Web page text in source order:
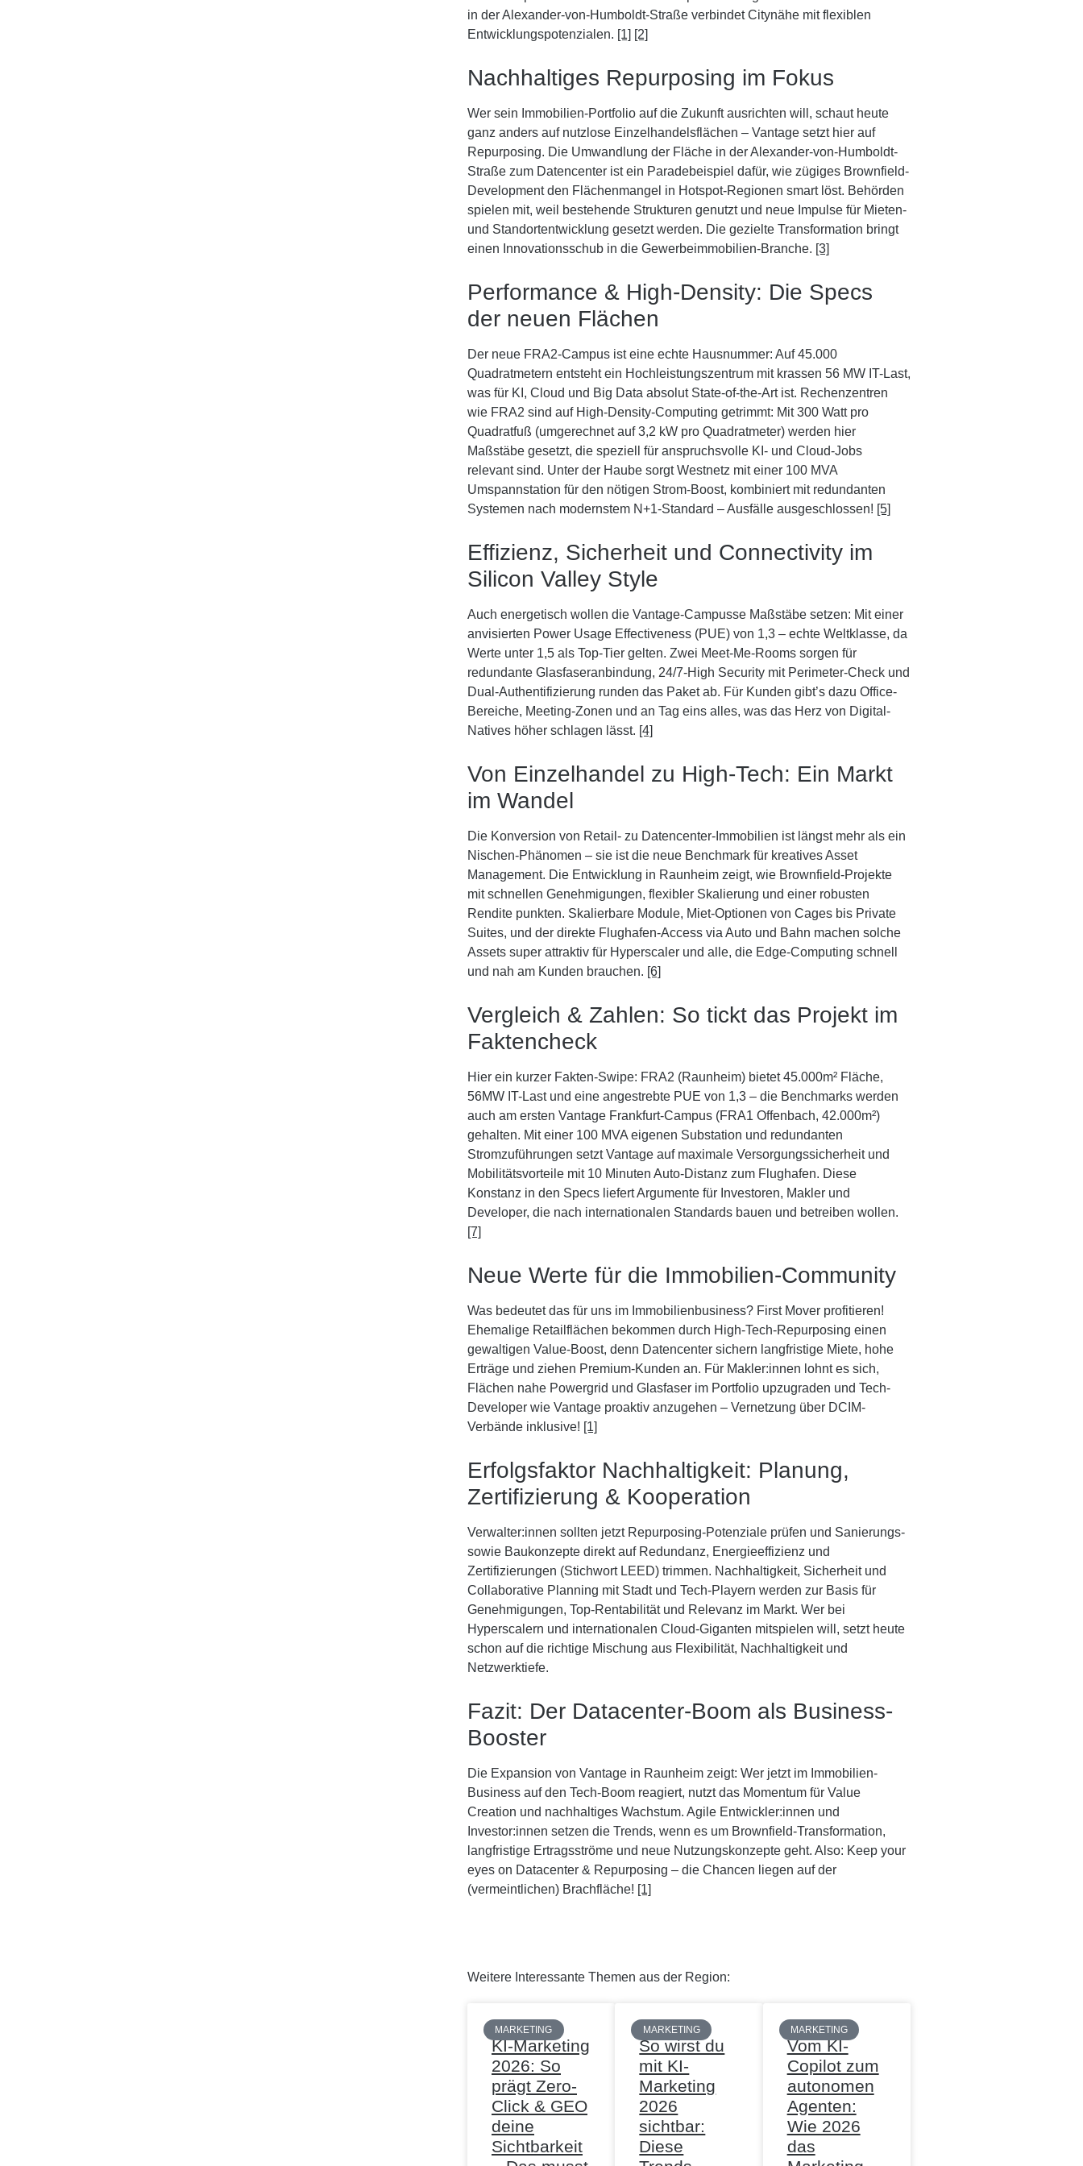
in der Alexander-von-Humboldt-Straße verbindet Citynähe mit flexiblen
Entwicklungspotenzialen. [1] [2]
Nachhaltiges Repurposing im Fokus
Wer sein Immobilien-Portfolio auf die Zukunft ausrichten will, schaut heute
ganz anders auf nutzlose Einzelhandelsflächen – Vantage setzt hier auf
Repurposing. Die Umwandlung der Fläche in der Alexander-von-Humboldt-
Straße zum Datencenter ist ein Paradebeispiel dafür, wie zügiges Brownfield-
Development den Flächenmangel in Hotspot-Regionen smart löst. Behörden
spielen mit, weil bestehende Strukturen genutzt und neue Impulse für Mieten-
und Standortentwicklung gesetzt werden. Die gezielte Transformation bringt
einen Innovationsschub in die Gewerbeimmobilien-Branche. [3]
Performance & High-Density: Die Specs
der neuen Flächen
Der neue FRA2-Campus ist eine echte Hausnummer: Auf 45.000
Quadratmetern entsteht ein Hochleistungszentrum mit krassen 56 MW IT-Last,
was für KI, Cloud und Big Data absolut State-of-the-Art ist. Rechenzentren
wie FRA2 sind auf High-Density-Computing getrimmt: Mit 300 Watt pro
Quadratfuß (umgerechnet auf 3,2 kW pro Quadratmeter) werden hier
Maßstäbe gesetzt, die speziell für anspruchsvolle KI- und Cloud-Jobs
relevant sind. Unter der Haube sorgt Westnetz mit einer 100 MVA
Umspannstation für den nötigen Strom-Boost, kombiniert mit redundanten
Systemen nach modernstem N+1-Standard – Ausfälle ausgeschlossen! [5]
Effizienz, Sicherheit und Connectivity im
Silicon Valley Style
Auch energetisch wollen die Vantage-Campusse Maßstäbe setzen: Mit einer
anvisierten Power Usage Effectiveness (PUE) von 1,3 – echte Weltklasse, da
Werte unter 1,5 als Top-Tier gelten. Zwei Meet-Me-Rooms sorgen für
redundante Glasfaseranbindung, 24/7-High Security mit Perimeter-Check und
Dual-Authentifizierung runden das Paket ab. Für Kunden gibt’s dazu Office-
Bereiche, Meeting-Zonen und an Tag eins alles, was das Herz von Digital-
Natives höher schlagen lässt. [4]
Von Einzelhandel zu High-Tech: Ein Markt
im Wandel
Die Konversion von Retail- zu Datencenter-Immobilien ist längst mehr als ein
Nischen-Phänomen – sie ist die neue Benchmark für kreatives Asset
Management. Die Entwicklung in Raunheim zeigt, wie Brownfield-Projekte
mit schnellen Genehmigungen, flexibler Skalierung und einer robusten
Rendite punkten. Skalierbare Module, Miet-Optionen von Cages bis Private
Suites, und der direkte Flughafen-Access via Auto und Bahn machen solche
Assets super attraktiv für Hyperscaler und alle, die Edge-Computing schnell
und nah am Kunden brauchen. [6]
Vergleich & Zahlen: So tickt das Projekt im
Faktencheck
Hier ein kurzer Fakten-Swipe: FRA2 (Raunheim) bietet 45.000m² Fläche,
56MW IT-Last und eine angestrebte PUE von 1,3 – die Benchmarks werden
auch am ersten Vantage Frankfurt-Campus (FRA1 Offenbach, 42.000m²)
gehalten. Mit einer 100 MVA eigenen Substation und redundanten
Stromzuführungen setzt Vantage auf maximale Versorgungssicherheit und
Mobilitätsvorteile mit 10 Minuten Auto-Distanz zum Flughafen. Diese
Konstanz in den Specs liefert Argumente für Investoren, Makler und
Developer, die nach internationalen Standards bauen und betreiben wollen.
[7]
Neue Werte für die Immobilien-Community
Was bedeutet das für uns im Immobilienbusiness? First Mover profitieren!
Ehemalige Retailflächen bekommen durch High-Tech-Repurposing einen
gewaltigen Value-Boost, denn Datencenter sichern langfristige Miete, hohe
Erträge und ziehen Premium-Kunden an. Für Makler:innen lohnt es sich,
Flächen nahe Powergrid und Glasfaser im Portfolio upzugraden und Tech-
Developer wie Vantage proaktiv anzugehen – Vernetzung über DCIM-
Verbände inklusive! [1]
Erfolgsfaktor Nachhaltigkeit: Planung,
Zertifizierung & Kooperation
Verwalter:innen sollten jetzt Repurposing-Potenziale prüfen und Sanierungs-
sowie Baukonzepte direkt auf Redundanz, Energieeffizienz und
Zertifizierungen (Stichwort LEED) trimmen. Nachhaltigkeit, Sicherheit und
Collaborative Planning mit Stadt und Tech-Playern werden zur Basis für
Genehmigungen, Top-Rentabilität und Relevanz im Markt. Wer bei
Hyperscalern und internationalen Cloud-Giganten mitspielen will, setzt heute
schon auf die richtige Mischung aus Flexibilität, Nachhaltigkeit und
Netzwerktiefe.
Fazit: Der Datacenter-Boom als Business-
Booster
Die Expansion von Vantage in Raunheim zeigt: Wer jetzt im Immobilien-
Business auf den Tech-Boom reagiert, nutzt das Momentum für Value
Creation und nachhaltiges Wachstum. Agile Entwickler:innen und
Investor:innen setzen die Trends, wenn es um Brownfield-Transformation,
langfristige Ertragsströme und neue Nutzungskonzepte geht. Also: Keep your
eyes on Datacenter & Repurposing – die Chancen liegen auf der
(vermeintlichen) Brachfläche! [1]
Weitere Interessante Themen aus der Region:
MARKETING
KI-Marketing
2026: So
prägt Zero-
Click & GEO
deine
Sichtbarkeit
MARKETING
So wirst du
mit KI-
Marketing
2026
sichtbar:
Diese
MARKETING
Vom KI-
Copilot zum
autonomen
Agenten:
Wie 2026
das